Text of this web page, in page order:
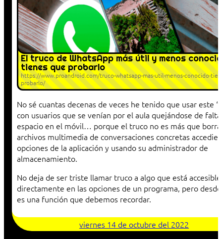
El truco de WhatsApp más útil y menos
tienes que probarlo
https://www.proandroid.com/truco-whatsapp-mas-util-menos-conocido-
probarlo/
No sé cuantas decenas de veces he tenido que usar este
con usuarios que se venían por el aula quejándose de
espacio en el móvil… porque el truco no es más que
archivos multimedia de conversaciones concretas
opciones de la aplicación y usando su administrador de
almacenamiento.
No deja de ser triste llamar truco a algo que está accesible
directamente en las opciones de un programa, pero
es una función que debemos recordar.
viernes 14 de octubre del 2022